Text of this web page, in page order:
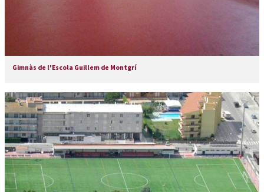
Gimnàs de l'Escola Guillem de Montgrí